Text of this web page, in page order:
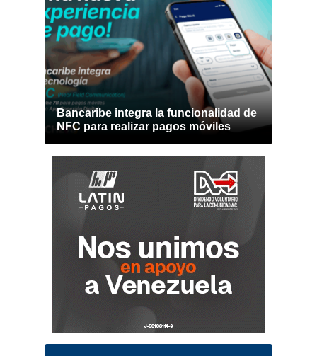
Bancaribe integra la funcionalidad de
NFC para realizar pagos móviles